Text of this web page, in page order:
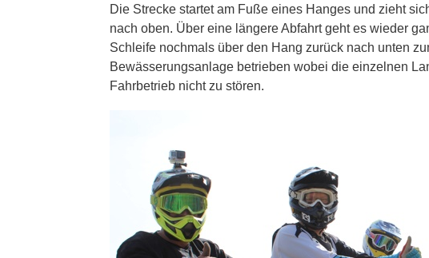
Die Strecke startet am Fuße eines Hanges und zieht
nach oben. Über eine längere Abfahrt geht es wieder
Schleife nochmals über den Hang zurück nach unten
Bewässerungsanlage betrieben wobei die einzelnen
Fahrbetrieb nicht zu stören.